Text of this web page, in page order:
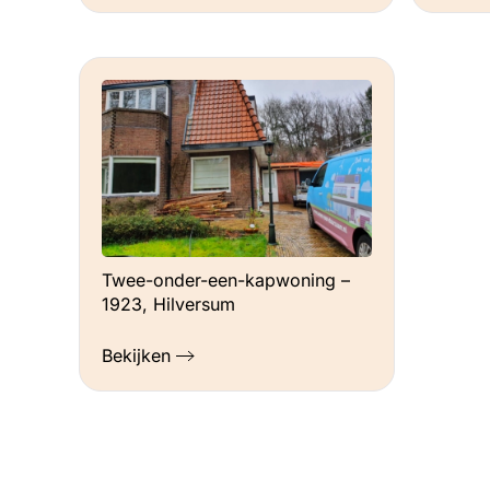
Twee-onder-een-kapwoning –
1923, Hilversum
Bekijken